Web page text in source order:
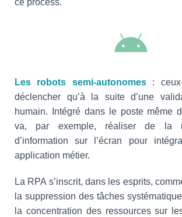
ce process.
Les robots semi-autonomes :
déclencher qu’à la suite d’une
humain. Intégré dans le poste même
va, par exemple, réaliser de la
d’information sur l’écran pour
application métier.
La RPA s’inscrit, dans les esprits,
la suppression des tâches
la concentration des ressources sur